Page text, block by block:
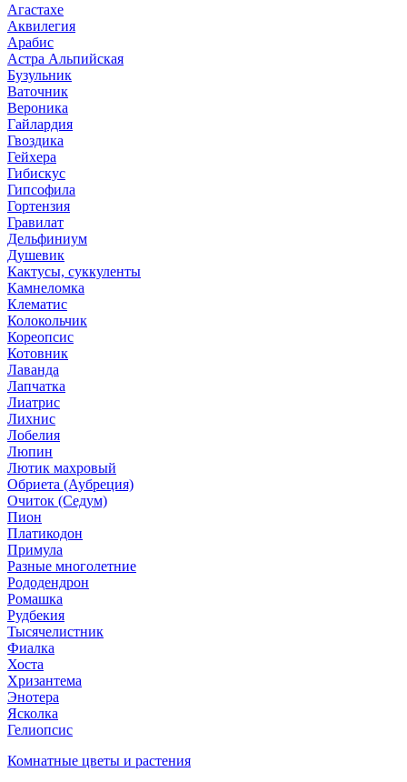
Агастахе
Аквилегия
Арабис
Астра Альпийская
Бузульник
Ваточник
Вероника
Гайлардия
Гвоздика
Гейхера
Гибискус
Гипсофила
Гортензия
Гравилат
Дельфиниум
Душевик
Кактусы, суккуленты
Камнеломка
Клематис
Колокольчик
Кореопсис
Котовник
Лаванда
Лапчатка
Лиатрис
Лихнис
Лобелия
Люпин
Лютик махровый
Обриета (Аубреция)
Очиток (Седум)
Пион
Платикодон
Примула
Разные многолетние
Рододендрон
Ромашка
Рудбекия
Тысячелистник
Фиалка
Хоста
Хризантема
Энотера
Ясколка
Гелиопсис
Комнатные цветы и растения